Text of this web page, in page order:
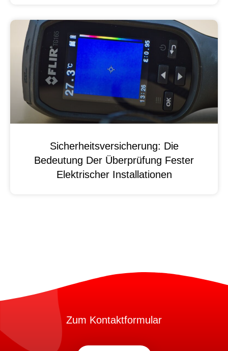
Sicherheitsversicherung: Die
Bedeutung Der Überprüfung Fester
Elektrischer Installationen
Zum Kontaktformular